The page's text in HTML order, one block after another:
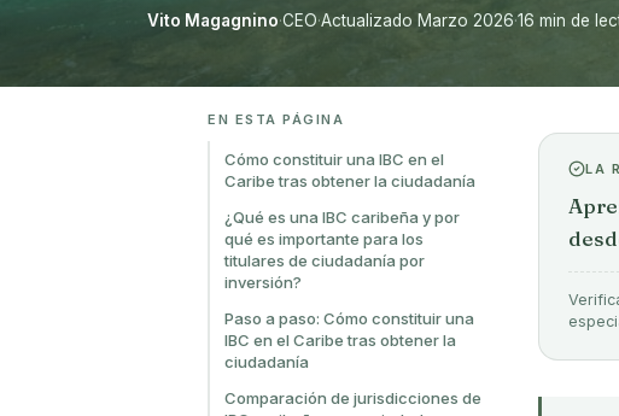
Vito Magagnino·CEO·Actualizado Marzo 2026·16 min de
EN ESTA PÁGINA
Cómo constituir una IBC en el
Caribe tras obtener la ciudadanía
¿Qué es una IBC caribeña y por
qué es importante para los
titulares de ciudadanía por
inversión?
Paso a paso: Cómo constituir una
IBC en el Caribe tras obtener la
ciudadanía
Comparación de jurisdicciones de
LA